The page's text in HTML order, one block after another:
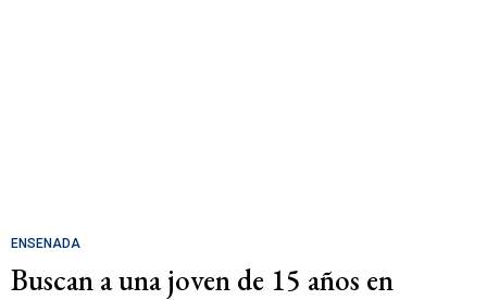
ENSENADA
Buscan a una joven de 15 años en